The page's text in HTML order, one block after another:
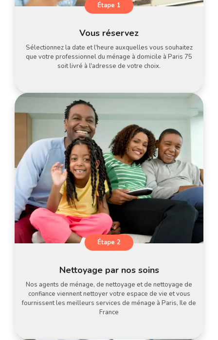
Étape 1
Vous réservez
Sélectionnez la date et l'heure auxquelles vous souhaitez
que votre professionnel du ménage à domicile à Paris 75
soit livré à l'adresse de votre choix.
Étape 2
Nettoyage par nos soins
Nos agents de ménage, de nettoyage et de nettoyage de
confiance viennent nettoyer votre espace de vie et vous
fournissent les meilleurs services de ménage à Paris, Ile de
France